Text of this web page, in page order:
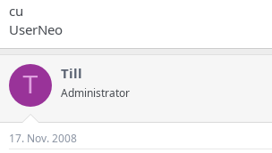
cu
UserNeo
T Till
Administrator
17. Nov. 2008